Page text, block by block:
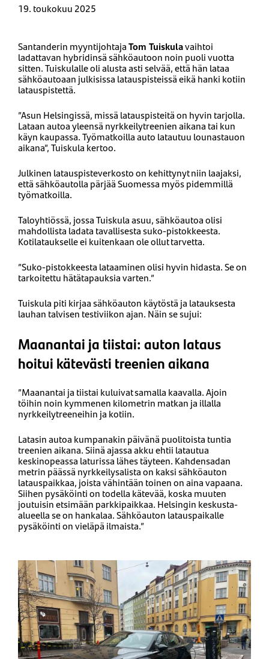
19. toukokuu 2025
Santanderin myyntijohtajaTom Tuiskulavaihtoi
ladattavan hybridinsä sähköautoon noin puoli vuotta
sitten. Tuiskulalle oli alusta asti selvää, että hän lataa
sähköautoaan julkisissa latauspisteissä eikä hanki kotiin
latauspistettä.
”Asun Helsingissä, missä latauspisteitä on hyvin tarjolla.
Lataan autoa yleensä nyrkkeilytreenien aikana tai kun
käyn kaupassa. Työmatkoilla auto latautuu lounastauon
aikana”, Tuiskula kertoo.
Julkinen latauspisteverkosto on kehittynyt niin laajaksi,
että sähköautolla pärjää Suomessa myös pidemmillä
työmatkoilla.
Taloyhtiössä, jossa Tuiskula asuu, sähköautoa olisi
mahdollista ladata tavallisesta suko-pistokkeesta.
Kotilataukselle ei kuitenkaan ole ollut tarvetta.
”Suko-pistokkeesta lataaminen olisi hyvin hidasta. Se on
tarkoitettu hätätapauksia varten.”
Tuiskula piti kirjaa sähköauton käytöstä ja latauksesta
lauhan talvisen testiviikon ajan. Näin se sujui:
Maanantai ja tiistai: auton lataus
hoitui kätevästi treenien aikana
”Maanantai ja tiistai kuluivat samalla kaavalla. Ajoin
töihin noin kymmenen kilometrin matkan ja illalla
nyrkkeilytreeneihin ja kotiin.
Latasin autoa kumpanakin päivänä puolitoista tuntia
treenien aikana. Siinä ajassa akku ehtii latautua
keskinopeassa laturissa lähes täyteen. Kahdensadan
metrin päässä nyrkkeilysalista on kaksi sähköauton
latauspaikkaa, joista vähintään toinen on aina vapaana.
Siihen pysäköinti on todella kätevää, koska muuten
joutuisin etsimään parkkipaikkaa. Helsingin keskusta-
alueella se on hankalaa. Sähköauton latauspaikalle
pysäköinti on vieläpä ilmaista.”